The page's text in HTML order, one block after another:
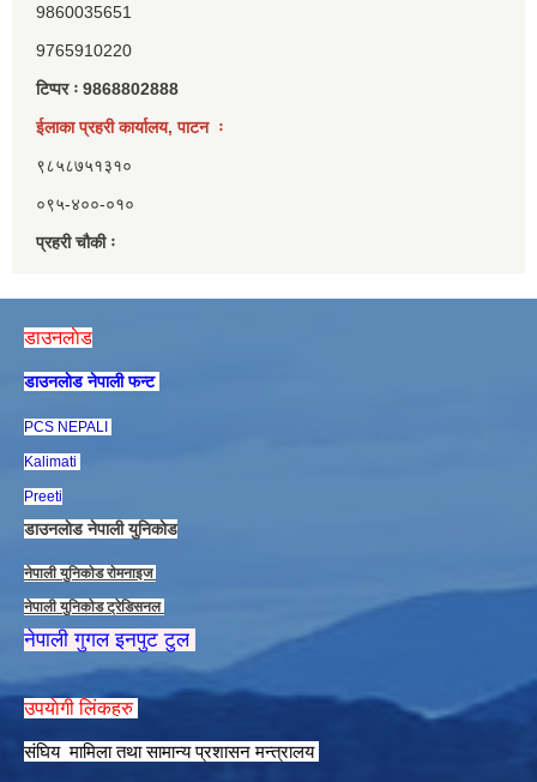
9860035651
9765910220
टिप्पर ः 9868802888
ईलाका प्रहरी कार्यालय, पाटन ः
९८५८७५१३१०
०९५-४००-०१०
प्रहरी चौकी ः
डाउनलाेड
डाउनलाेड नेपाली फन्ट
PCS NEPALI
Kalimati
Preeti
डाउनलाेड नेपाली युनिकाेड
नेपाली युनिकाेड राेमनाइज
नेपाली युनिकाेड ट्रेडिसनल
नेपाली गुगल इनपुट टुल
उपयाेगी लिंकहरु
संघिय मामिला तथा सामान्य प्रशासन मन्त्रालय